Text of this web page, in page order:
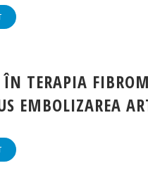
TERAPIA
EMBOLIZAREA